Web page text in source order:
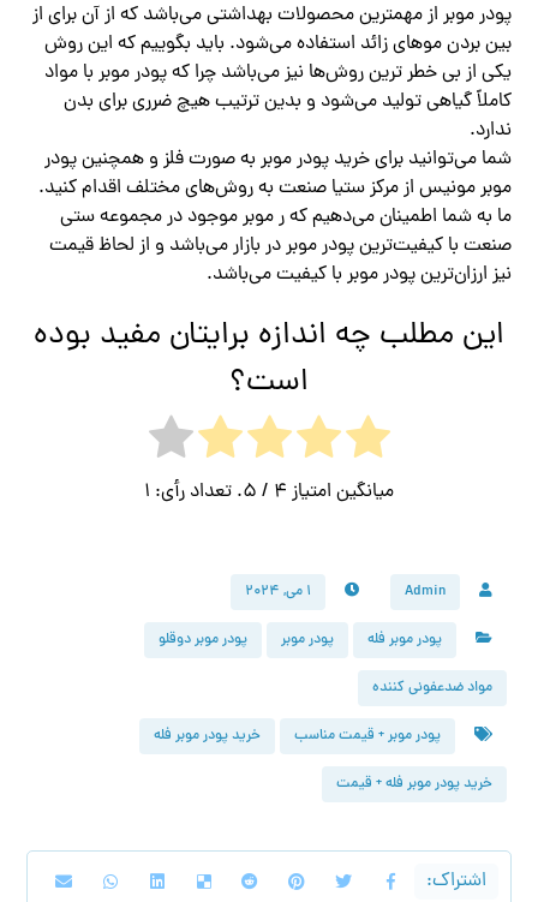
پودر موبر از مهمترین محصولات بهداشتی می‌باشد که از آن برای از
بین بردن موهای زائد استفاده می‌شود. باید بگوییم که این روش
یکی از بی خطر ترین روش‌ها نیز می‌باشد چرا که پودر موبر با مواد
کاملاً گیاهی تولید می‌شود و بدین ترتیب هیچ ضرری برای بدن
ندارد.
شما می‌توانید برای خرید پودر موبر به صورت فلز و همچنین پودر
موبر مونیس از مرکز ستیا صنعت به روش‌های مختلف اقدام کنید.
ما به شما اطمینان می‌دهیم که ر موبر موجود در مجموعه ستی
صنعت با کیفیت‌ترین پودر موبر در بازار می‌باشد و از لحاظ قیمت
نیز ارزان‌ترین پودر موبر با کیفیت می‌باشد.
این مطلب چه اندازه برایتان مفید بوده
است؟
میانگین امتیاز 4 / 5. تعداد رأی: 1
Admin ۱ می, ۲۰۲۴
پودر موبر فله پودر موبر پودر موبر دوقلو
مواد ضدعفونی کننده
پودر موبر + قیمت مناسب خرید پودر موبر فله
خرید پودر موبر فله + قیمت